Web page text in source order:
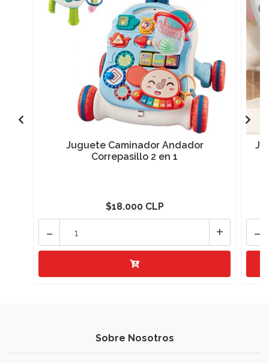
Juguete Caminador Andador
Correpasillo 2 en 1
$18.000 CLP
+
- -
Sobre Nosotros